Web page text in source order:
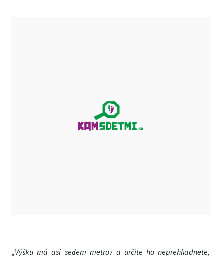
„Výšku má asi sedem metrov a určite ho neprehliadnete,